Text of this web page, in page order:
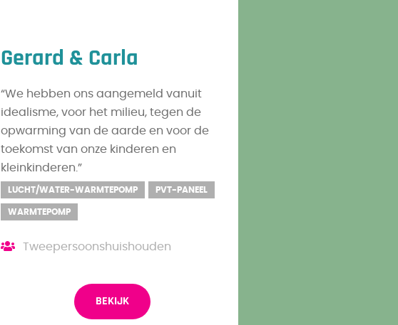
Gerard & Carla
“We hebben ons aangemeld vanuit
idealisme, voor het milieu, tegen de
opwarming van de aarde en voor de
toekomst van onze kinderen en
kleinkinderen.”
LUCHT/WATER-WARMTEPOMP PVT-PANEEL
WARMTEPOMP
Tweepersoonshuishouden
BEKIJK